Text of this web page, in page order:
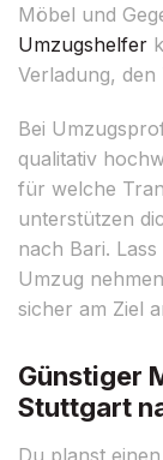
Möbel und
Umzugshelfer
Verladung,
Bei
qualitativ
für welche
unterstützen
nach Bari.
Umzug
sicher am Ziel
Günstiger
Stuttgart
Du planst